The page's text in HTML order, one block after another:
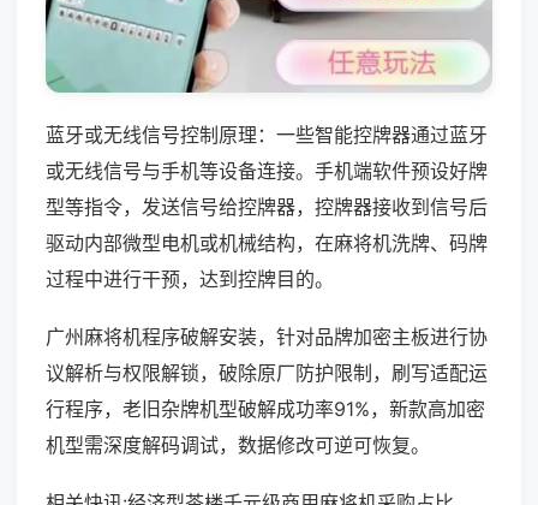
蓝牙或无线信号控制原理：一些智能控牌器通过蓝牙
或无线信号与手机等设备连接。手机端软件预设好牌
型等指令，发送信号给控牌器，控牌器接收到信号后
驱动内部微型电机或机械结构，在麻将机洗牌、码牌
过程中进行干预，达到控牌目的。
广州麻将机程序破解安装，针对品牌加密主板进行协
议解析与权限解锁，破除原厂防护限制，刷写适配运
行程序，老旧杂牌机型破解成功率91%，新款高加密
机型需深度解码调试，数据修改可逆可恢复。